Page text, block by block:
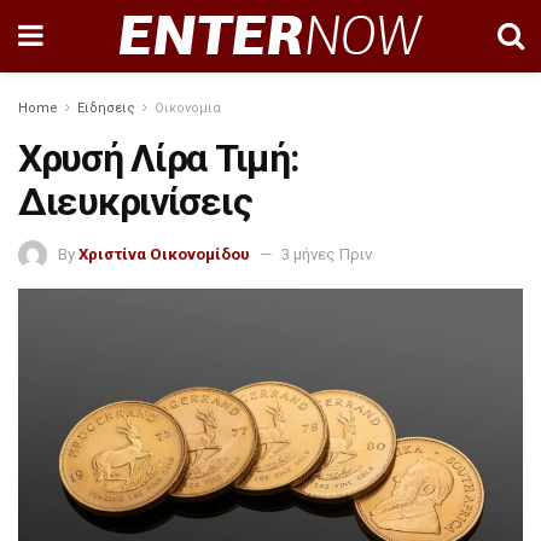
Home Ειδησεις Οικονομια
Χρυσή Λίρα Τιμή:
Διευκρινίσεις
By Χριστίνα Οικονομίδου 3 μήνες Πριν